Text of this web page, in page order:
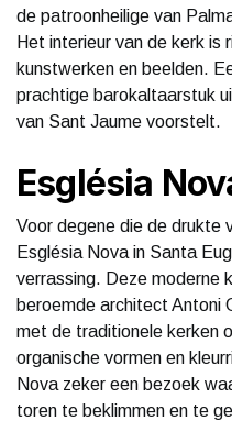
de patroonheilige van
Het interieur van de kerk is
kunstwerken en beelden.
prachtige barokaltaarstuk
van Sant Jaume voorstelt.
Església
Voor degene die de drukte
Església Nova in Santa
verrassing. Deze moderne
beroemde architect Antoni
met de traditionele kerken
organische vormen en
Nova zeker een bezoek
toren te beklimmen en te